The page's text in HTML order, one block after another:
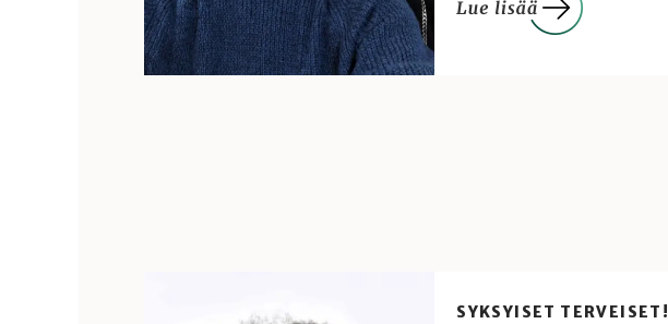
SYKSYISET TERVEISET!